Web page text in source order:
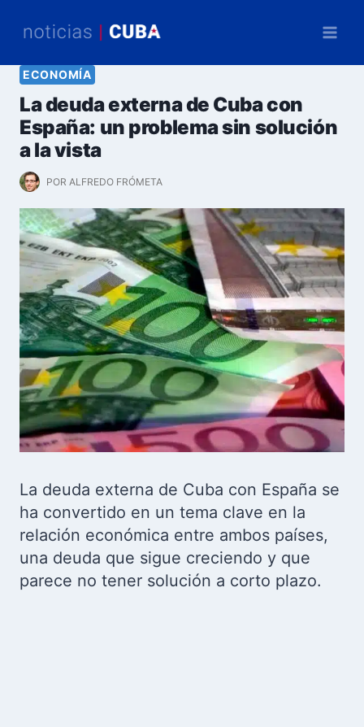
ECONOMÍA
La deuda externa de Cuba con
España: un problema sin solución
a la vista
POR ALFREDO FRÓMETA
La deuda externa de Cuba con España se
ha convertido en un tema clave en la
relación económica entre ambos países,
una deuda que sigue creciendo y que
parece no tener solución a corto plazo.